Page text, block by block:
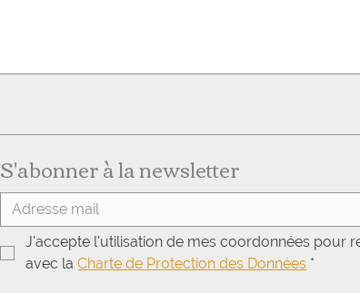
S'abonner à la newsletter
J'accepte l'utilisation de mes coordonnées pour
avec la Charte de Protection des Données *